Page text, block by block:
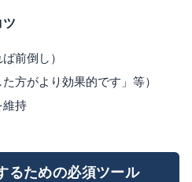
前倒し）
方がより効果的です」等）
維持
るための必須ツール